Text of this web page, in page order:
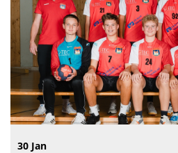
Abteilung
Sponsoren
Vereinskollektion
Fanshop
30 Jan